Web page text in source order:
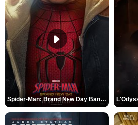
Spider-Man: Brand New Day Bande-annonce VO STFR